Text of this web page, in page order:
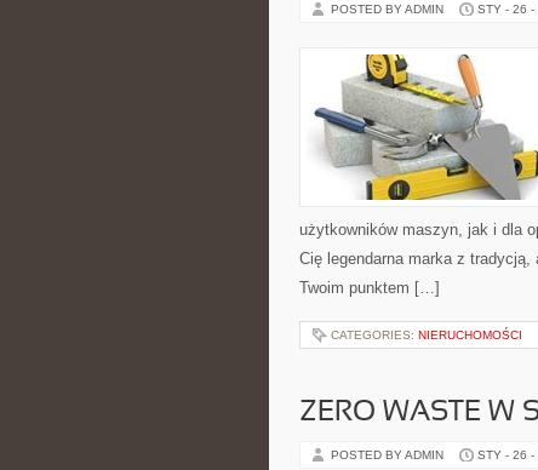
POSTED BY ADMIN STY - 26 -
użytkowników maszyn, jak i dla
Cię legendarna marka z
Twoim punktem […]
CATEGORIES: NIERUCHOMOŚCI
ZERO WASTE W
POSTED BY ADMIN STY - 26 -